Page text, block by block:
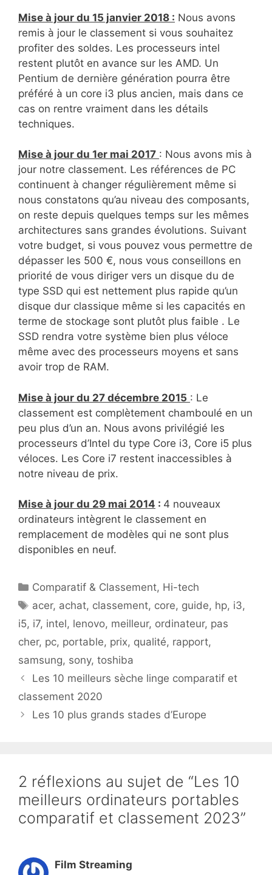
Mise à jour du 15 janvier 2018 : Nous avons
remis à jour le classement si vous souhaitez
profiter des soldes. Les processeurs intel
restent plutôt en avance sur les AMD. Un
Pentium de dernière génération pourra être
préféré à un core i3 plus ancien, mais dans ce
cas on rentre vraiment dans les détails
techniques.
Mise à jour du 1er mai 2017 : Nous avons mis à
jour notre classement. Les références de PC
continuent à changer régulièrement même si
nous constatons qu’au niveau des composants,
on reste depuis quelques temps sur les mêmes
architectures sans grandes évolutions. Suivant
votre budget, si vous pouvez vous permettre de
dépasser les 500 €, nous vous conseillons en
priorité de vous diriger vers un disque du de
type SSD qui est nettement plus rapide qu’un
disque dur classique même si les capacités en
terme de stockage sont plutôt plus faible . Le
SSD rendra votre système bien plus véloce
même avec des processeurs moyens et sans
avoir trop de RAM.
Mise à jour du 27 décembre 2015 : Le
classement est complètement chamboulé en un
peu plus d’un an. Nous avons privilégié les
processeurs d’Intel du type Core i3, Core i5 plus
véloces. Les Core i7 restent inaccessibles à
notre niveau de prix.
Mise à jour du 29 mai 2014 : 4 nouveaux
ordinateurs intègrent le classement en
remplacement de modèles qui ne sont plus
disponibles en neuf.
Catégories
Comparatif & Classement, Hi-tech
Étiquettes
acer, achat, classement, core, guide, hp, i3,
i5, i7, intel, lenovo, meilleur, ordinateur, pas
cher, pc, portable, prix, qualité, rapport,
samsung, sony, toshiba
Les 10 meilleurs sèche linge comparatif et
classement 2020
Les 10 plus grands stades d’Europe
2 réflexions au sujet de “Les 10
meilleurs ordinateurs portables
comparatif et classement 2023”
Film Streaming